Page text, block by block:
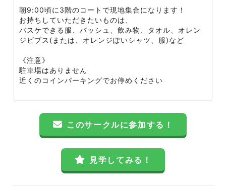
朝9:00頃に3階のコートで現地集合になります！
お持ちしていただきたいものは、
バスケできる服、バッシュ、飲み物、タオル、オレン
ジビブス(または、オレンジぽいシャツ、服)など
《注意》
駐車場はありません
近くのコインパーキングでお停めください
このサークルに参加する！
見学してみる！